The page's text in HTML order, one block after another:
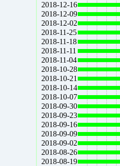
2018-12-16
2018-12-09
2018-12-02
2018-11-25
2018-11-18
2018-11-11
2018-11-04
2018-10-28
2018-10-21
2018-10-14
2018-10-07
2018-09-30
2018-09-23
2018-09-16
2018-09-09
2018-09-02
2018-08-26
2018-08-19